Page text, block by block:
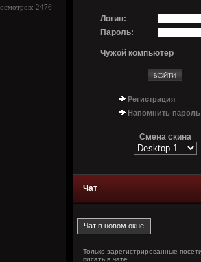
2476
Логин:
Пароль:
Чужой компьютер
Регистрация
Напомнить
Смена скина
Чат
Только зарегистрированные
писать в чате.